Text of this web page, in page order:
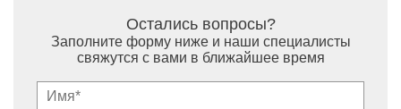
Остались вопросы?
Заполните форму ниже и наши специалисты
свяжутся с вами в ближайшее время